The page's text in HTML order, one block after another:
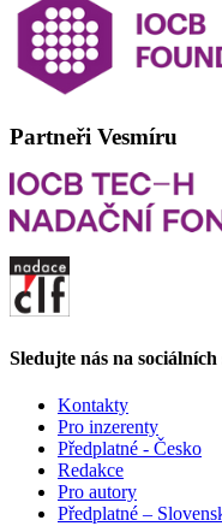
Partneři Vesmíru
Sledujte nás na sociálních
Kontakty
Pro inzerenty
Předplatné - Česko
Redakce
Pro autory
Předplatné –